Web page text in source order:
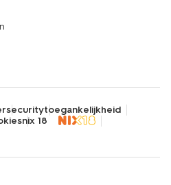
securitytoegankelijkheid
nix 18